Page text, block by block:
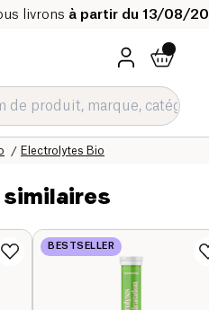
livrons à partir du 13/08/
Electrolytes Bio
BESTSELLER